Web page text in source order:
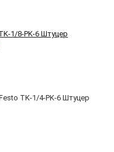
1/8-PK-6 Штуцер